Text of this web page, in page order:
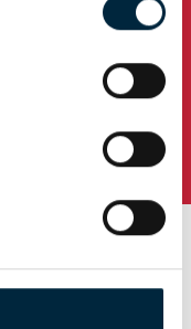
Heeft u vragen?